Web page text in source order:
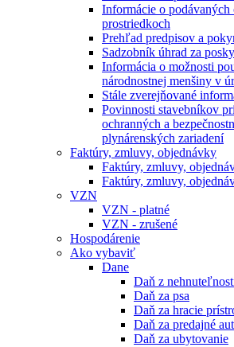
Informácie o podávaných
prostriedkoch
Prehľad predpisov a
Sadzobník úhrad za
Informácia o možnosti
národnostnej menšiny v
Stále zverejňované
Povinnosti stavebníkov
ochranných a
plynárenských zariadení
Faktúry, zmluvy, objednávky
Faktúry, zmluvy,
Faktúry, zmluvy,
VZN
VZN - platné
VZN - zrušené
Hospodárenie
Ako vybaviť
Dane
Daň z
Daň za psa
Daň za hracie
Daň za predajné
Daň za ubytovanie